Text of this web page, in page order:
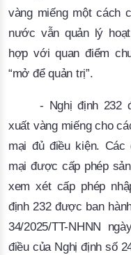
vàng miếng một cách
nước vẫn quản lý
hợp với quan điểm
“mở để quản trị”.
- Nghị định 232
xuất vàng miếng cho
mại đủ điều kiện. Các
mại được cấp phép
xem xét cấp phép
định 232 được ban
34/2025/TT-NHNN
điều của Nghị định số